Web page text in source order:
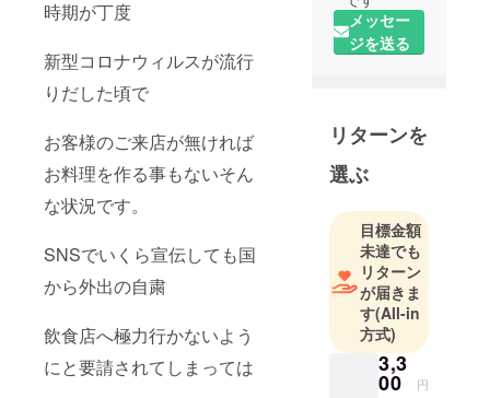
時期が丁度
新型コロナウィルスが流行
りだした頃で
お客様のご来店が無ければ
お料理を作る事もないそん
な状況です。
SNSでいくら宣伝しても国
から外出の自粛
飲食店へ極力行かないよう
にと要請されてしまっては
メッセー
ジを送る
リターンを
選ぶ
目標金額
未達でも
リターン
が届きま
す(All-in
方式)
3,3
00 円